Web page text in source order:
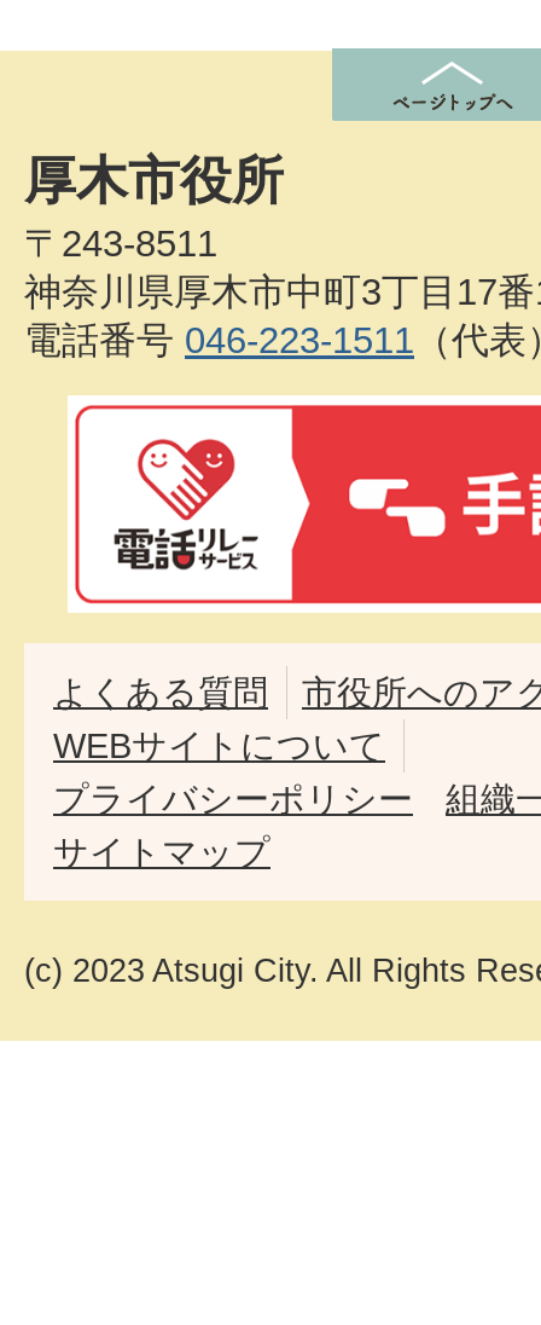
厚木市役所
〒243-8511
神奈川県厚木市中町3丁目17
電話番号 046-223-1511 （代表
よくある質問
市役所へのア
WEBサイトについて
プライバシーポリシー
組織
サイトマップ
(c) 2023 Atsugi City. All Rights